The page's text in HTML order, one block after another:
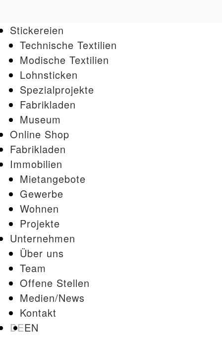
Stickereien
Technische Textilien
Modische Textilien
Lohnsticken
Spezialprojekte
Fabrikladen
Museum
Online Shop
Fabrikladen
Immobilien
Mietangebote
Gewerbe
Wohnen
Projekte
Unternehmen
Über uns
Team
Offene Stellen
Medien/News
Kontakt
DEEN